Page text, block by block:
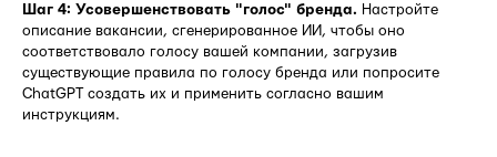
Шаг 4: Усовершенствовать "голос" бренда. Настройте
описание вакансии, сгенерированное ИИ, чтобы оно
соответствовало голосу вашей компании, загрузив
существующие правила по голосу бренда или попросите
ChatGPT создать их и применить согласно вашим
инструкциям.